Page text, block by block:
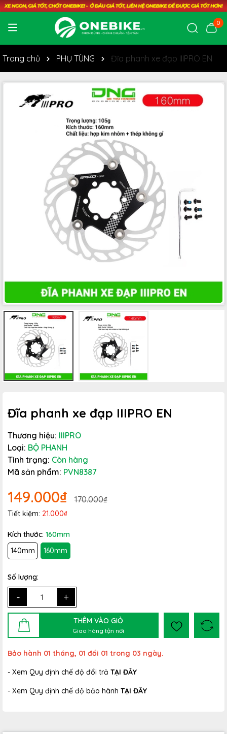
0
Trang chủ PHỤ TÙNG Đĩa phanh xe đạp IIIPRO EN
Đĩa phanh xe đạp IIIPRO EN
Thương hiệu: IIIPRO
Loại: BỘ PHANH
Tình trạng: Còn hàng
Mã sản phẩm: PVN8387
149.000₫ 170.000₫
Tiết kiệm: 21.000₫
Kích thước: 160mm
140mm
160mm
Số lượng:
- +
THÊM VÀO GIỎ
Giao hàng tận nơi
Bảo hành 01 tháng, 01 đổi 01 trong 03 ngày.
- Xem Quy định chế độ đổi trả TẠI ĐÂY
- Xem Quy định chế độ bảo hành TẠI ĐÂY